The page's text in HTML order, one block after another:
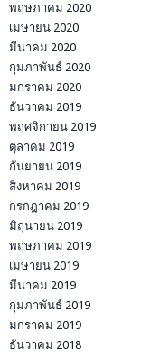
พฤษภาคม 2020
เมษายน 2020
มีนาคม 2020
กุมภาพันธ์ 2020
มกราคม 2020
ธันวาคม 2019
พฤศจิกายน 2019
ตุลาคม 2019
กันยายน 2019
สิงหาคม 2019
กรกฎาคม 2019
มิถุนายน 2019
พฤษภาคม 2019
เมษายน 2019
มีนาคม 2019
กุมภาพันธ์ 2019
มกราคม 2019
ธันวาคม 2018